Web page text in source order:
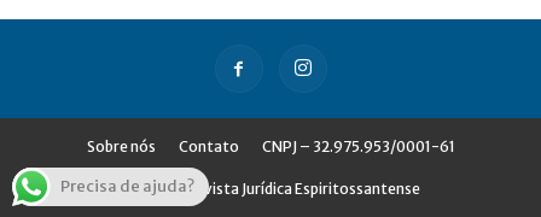
Sobre nós Contato CNPJ – 32.975.953/0001-61
© Jures - Revista Jurídica Espiritossantense
Precisa de ajuda?